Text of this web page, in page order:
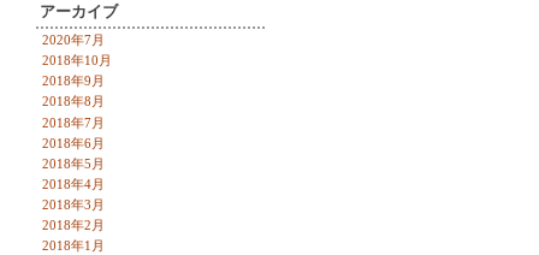
アーカイブ
2020年7月
2018年10月
2018年9月
2018年8月
2018年7月
2018年6月
2018年5月
2018年4月
2018年3月
2018年2月
2018年1月